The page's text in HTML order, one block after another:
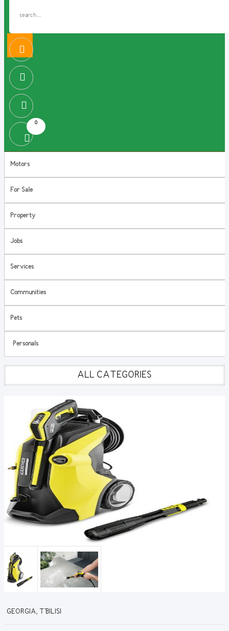
0
Motors
For Sale
Property
Jobs
Services
Communities
Pets
Personals
ALL CATEGORIES
GEORGIA, T'BILISI